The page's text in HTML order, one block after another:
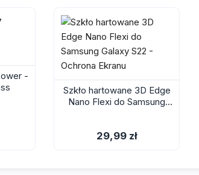
-
Szkło hartowane 3D Edge
Nano Flexi do Samsung
29,99 zł